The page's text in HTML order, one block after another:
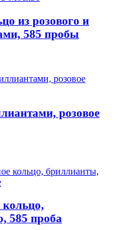
из розового и
585 пробы
розовое
585 проба